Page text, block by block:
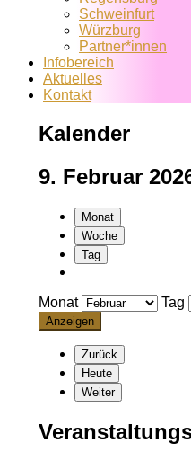
Schweinfurt
Würzburg
Partner*innen
Infobereich
Aktuelles
Kontakt
Kalender
9. Februar
Monat
Woche
Tag
Monat Tag
Zurück
Heute
Weiter